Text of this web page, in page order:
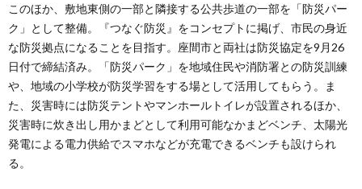
このほか、敷地東側の一部と隣接する公共歩道の一部を「防災パー
ク」として整備。『つなぐ防災』をコンセプトに掲げ、市民の身近
な防災拠点になることを目指す。座間市と両社は防災協定を9月26
日付で締結済み。「防災パーク」を地域住民や消防署との防災訓練
や、地域の小学校が防災学習をする場として活用してもらう。ま
た、災害時には防災テントやマンホールトイレが設置されるほか、
災害時に炊き出し用かまどとして利用可能なかまどベンチ、太陽光
発電による電力供給でスマホなどが充電できるベンチも設けられ
る。